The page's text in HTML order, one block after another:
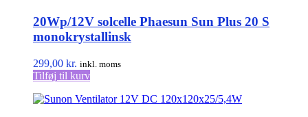
20Wp/12V solcelle Phaesun Sun Plus 20 S
monokrystallinsk
299,00 kr. inkl. moms
Tilføj til kurv